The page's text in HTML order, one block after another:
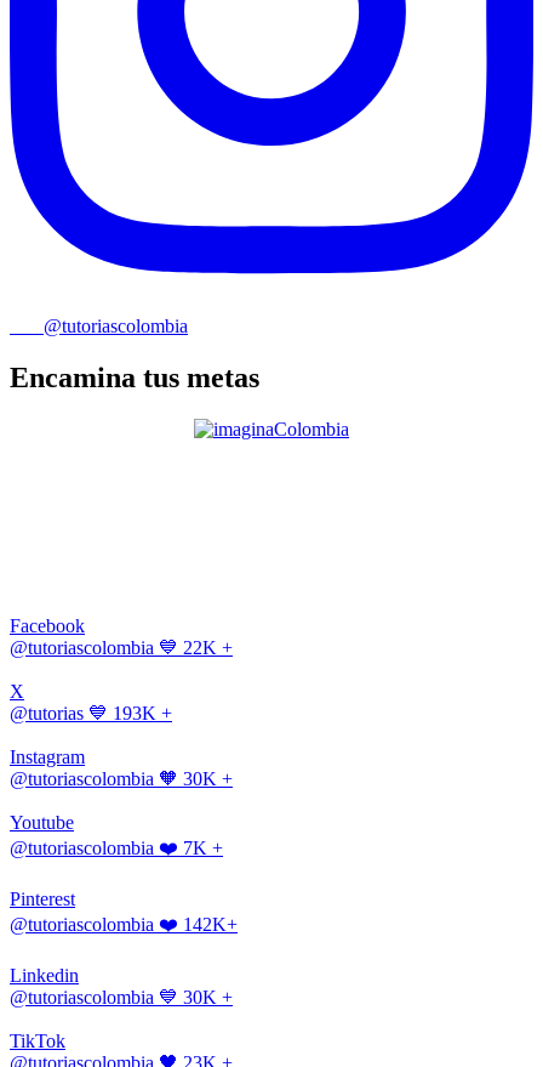
@tutoriascolombia
Encamina tus metas
Facebook
@tutoriascolombia 💙 22K +
X
@tutorias 💙 193K +
Instagram
@tutoriascolombia 🧡 30K +
Youtube
@tutoriascolombia ❤️ 7K +
Pinterest
@tutoriascolombia ❤️ 142K+
Linkedin
@tutoriascolombia 💙 30K +
TikTok
@tutoriascolombia 🖤 23K +